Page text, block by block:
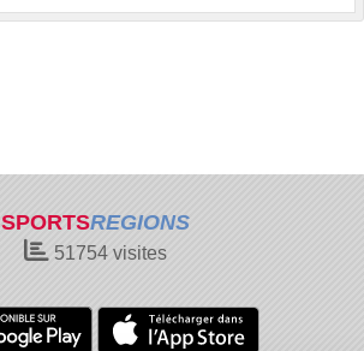
SPORTSREGIONS
51754visites